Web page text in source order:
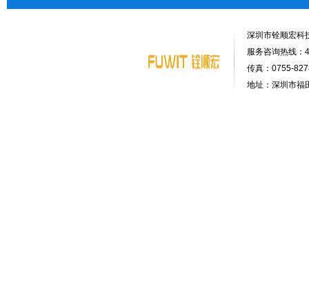
深圳市铨顺宏科
服务咨询热线
传真：0755-
地址：深圳市福